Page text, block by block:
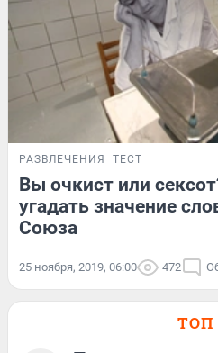
РАЗВЛЕЧЕНИЯ ТЕСТ
Вы очкист или
угадать значение
Союза
25 ноября, 2019, 06:00 472
ТОП